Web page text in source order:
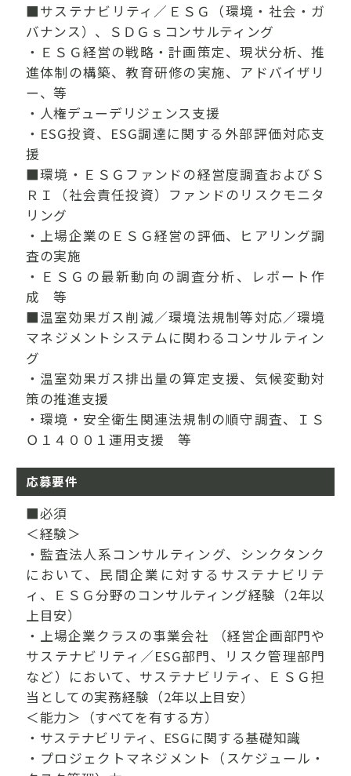
■サステナビリティ／ＥＳＧ（環境・社会・ガ
バナンス）、ＳＤＧｓコンサルティング
・ＥＳＧ経営の戦略・計画策定、現状分析、推
進体制の構築、教育研修の実施、アドバイザリ
ー、等
・人権デューデリジェンス支援
・ESG投資、ESG調達に関する外部評価対応支
援
■環境・ＥＳＧファンドの経営度調査およびＳ
ＲＩ（社会責任投資）ファンドのリスクモニタ
リング
・上場企業のＥＳＧ経営の評価、ヒアリング調
査の実施
・ＥＳＧの最新動向の調査分析、レポート作
成 等
■温室効果ガス削減／環境法規制等対応／環境
マネジメントシステムに関わるコンサルティン
グ
・温室効果ガス排出量の算定支援、気候変動対
策の推進支援
・環境・安全衛生関連法規制の順守調査、ＩＳ
Ｏ１４００１運用支援 等
応募要件
■必須
＜経験＞
・監査法人系コンサルティング、シンクタンク
において、民間企業に対するサステナビリテ
ィ、ＥＳＧ分野のコンサルティング経験（2年以
上目安）
・上場企業クラスの事業会社 （経営企画部門や
サステナビリティ／ESG部門、リスク管理部門
など）において、サステナビリティ、ＥＳＧ担
当としての実務経験（2年以上目安）
＜能力＞（すべてを有する方）
・サステナビリティ、ESGに関する基礎知識
・プロジェクトマネジメント（スケジュール・